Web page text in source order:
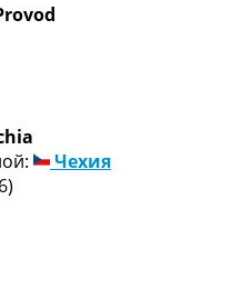
Мира
групп
Чехия